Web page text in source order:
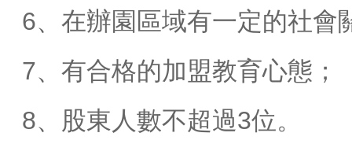
6、在辦園區域有一定的社會
7、有合格的加盟教育心態；
8、股東人數不超過3位。